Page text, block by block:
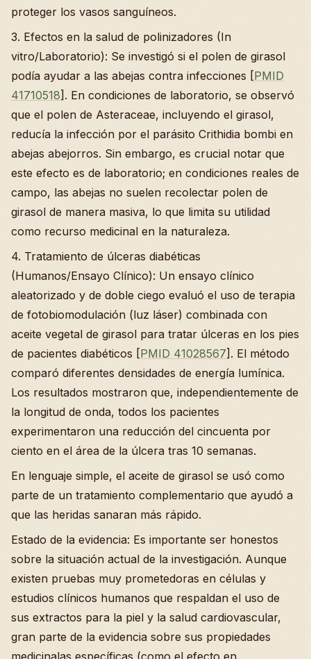
proteger los vasos sanguíneos.
3. Efectos en la salud de polinizadores (In
vitro/Laboratorio): Se investigó si el polen de girasol
podía ayudar a las abejas contra infecciones [PMID
41710518]. En condiciones de laboratorio, se observó
que el polen de Asteraceae, incluyendo el girasol,
reducía la infección por el parásito Crithidia bombi en
abejas abejorros. Sin embargo, es crucial notar que
este efecto es de laboratorio; en condiciones reales de
campo, las abejas no suelen recolectar polen de
girasol de manera masiva, lo que limita su utilidad
como recurso medicinal en la naturaleza.
4. Tratamiento de úlceras diabéticas
(Humanos/Ensayo Clínico): Un ensayo clínico
aleatorizado y de doble ciego evaluó el uso de terapia
de fotobiomodulación (luz láser) combinada con
aceite vegetal de girasol para tratar úlceras en los pies
de pacientes diabéticos [PMID 41028567]. El método
comparó diferentes densidades de energía lumínica.
Los resultados mostraron que, independientemente de
la longitud de onda, todos los pacientes
experimentaron una reducción del cincuenta por
ciento en el área de la úlcera tras 10 semanas.
En lenguaje simple, el aceite de girasol se usó como
parte de un tratamiento complementario que ayudó a
que las heridas sanaran más rápido.
Estado de la evidencia: Es importante ser honestos
sobre la situación actual de la investigación. Aunque
existen pruebas muy prometedoras en células y
estudios clínicos humanos que respaldan el uso de
sus extractos para la piel y la salud cardiovascular,
gran parte de la evidencia sobre sus propiedades
medicinalas específicas (como el efecto en